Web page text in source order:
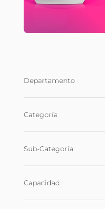
Departamento
Categoría
Crema Dental
Cepillos (3)
Accesorios
Sub-Categoría
Proteccion Completa
Suave (2)
Capacidad